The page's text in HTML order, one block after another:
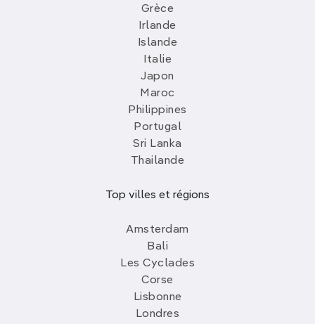
Grèce
Irlande
Islande
Italie
Japon
Maroc
Philippines
Portugal
Sri Lanka
Thailande
Top villes et régions
Amsterdam
Bali
Les Cyclades
Corse
Lisbonne
Londres